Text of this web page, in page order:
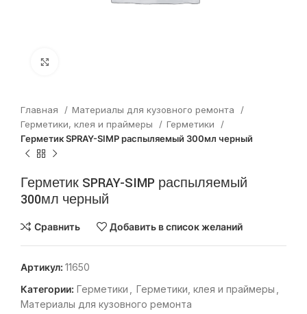
Главная
Материалы для кузовного ремонта
Герметики, клея и праймеры
Герметики
Герметик SPRAY-SIMP распыляемый 300мл черный
Герметик SPRAY-SIMP распыляемый
300мл черный
Сравнить Добавить в список желаний
Артикул: 11650
Категории: Герметики Герметики, клея и праймеры
Материалы для кузовного ремонта